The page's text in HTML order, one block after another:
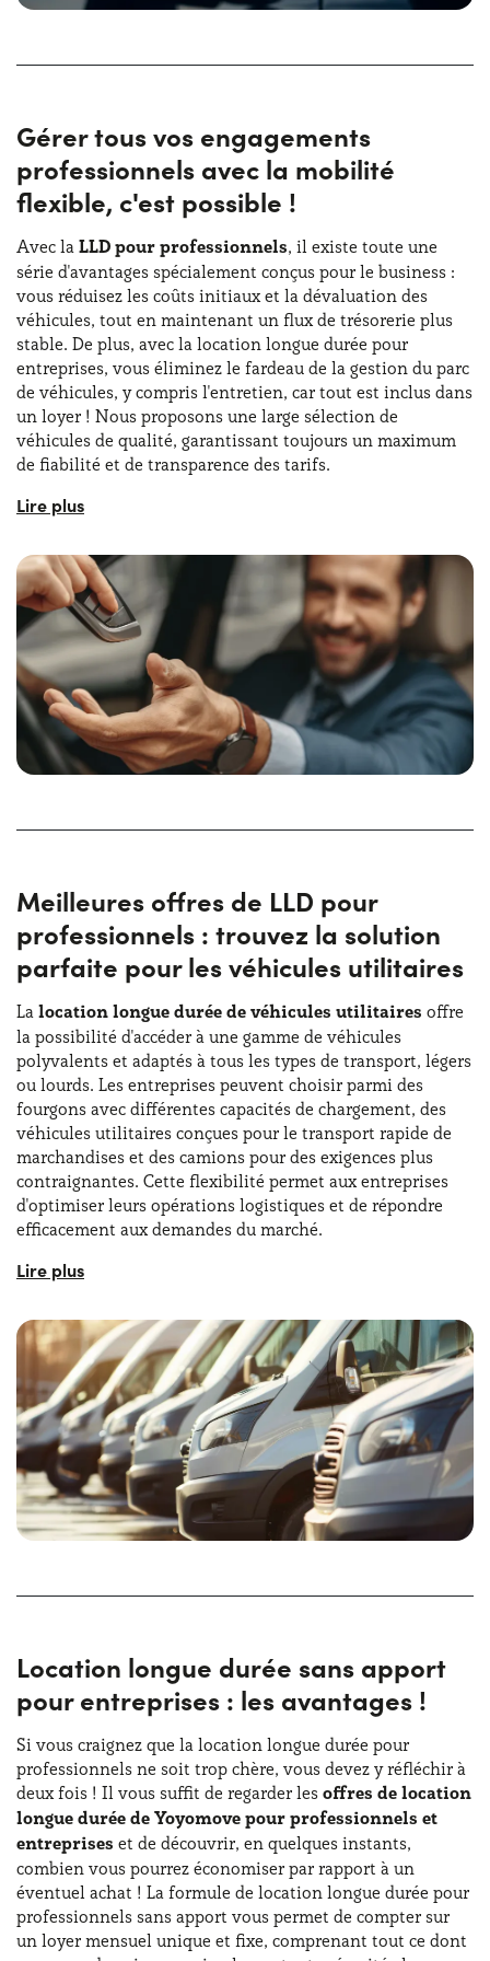
longue durée pour professionnels présente des avantages
et la possibilité de planifier les coûts sans immobiliser de
ChoisissezYoyomove pour une location longue durée
abordable, flexible et adaptée aux besoins de votre
entreprise ou de votre activité professionnelle. Contactez-
nous dès aujourd'hui pour découvrir nos offres sur mesure
pour vous !
Gérer tous vos engagements
professionnels avec la mobilité
flexible, c'est possible !
Avec la LLD pour professionnels, il existe toute une
série d'avantages spécialement conçus pour le business :
vous réduisez les coûts initiaux et la dévaluation des
véhicules, tout en maintenant un flux de trésorerie plus
stable. De plus, avec la location longue durée pour
entreprises, vous éliminez le fardeau de la gestion du parc
de véhicules, y compris l'entretien, car tout est inclus dans
un loyer ! Nous proposons une large sélection de
véhicules de qualité, garantissant toujours un maximum
de fiabilité et de transparence des tarifs.
Sur notre site, vous trouverez de nombreuses
un large choix. Vous y trouverez des modèles en
promotion, des forfaits de services personnalisés et une
assistance dédiée.
Gagnez du temps et de l'argent avec nos tarifs compétitifs
et commencez à profiter des avantages supplémentaires
offerts par Yoyomove.
Grâce à un large choix de véhicules, Yoyomove propose
votre parc automobile aux besoins changeants de votre
Meilleures offres de LLD pour
professionnels : trouvez la solution
parfaite pour les véhicules utilitaires
La location longue durée de véhicules utilitaires offre
la possibilité d'accéder à une gamme de véhicules
polyvalents et adaptés à tous les types de transport, légers
ou lourds. Les entreprises peuvent choisir parmi des
fourgons avec différentes capacités de chargement, des
véhicules utilitaires conçues pour le transport rapide de
marchandises et des camions pour des exigences plus
contraignantes. Cette flexibilité permet aux entreprises
d'optimiser leurs opérations logistiques et de répondre
efficacement aux demandes du marché.
Avec les offres de LLD Yoyomove pour professionnels,
efficaces et en parfait état. Avec lalocation longue durée
pour professionnels et sans apport , par exemple, vous
pouvez répondre à tous les besoins de votre activité sans
avoir à débourser immédiatement des sommes
importantes. Vous pouvez également recourir à la location
longue durée de camions et de camionnettes pour vous
libérer des frais liés à la propriété et choisir un loyer
mensuel fixe pour votre entreprise ! Les offres de location
longue durée de véhicules utilitaires et de camions vous
permettent d'économiser tout en évitant toutes les
véhicules. Qu'il s'agisse de véhicules utilitaires ou de
En outre, si vous optez pour la location longue durée de
véhicules utilitaires sans apport, vous disposerez de
toutes lesgaranties nécessairesen vous concentrant
uniquement sur la conduite au volant d'un véhicule
immédiatement disponible pour le travail. Avec les offres
de location longue durée pour entreprises et
professionnels, vous ne serez pas liés à votre achat et
pourrez planifier vos activités professionnelles et
commerciales en toute sérénité ! Il ne vous reste plus qu'à
comparer nos tarifs de location de véhicules utilitaires
pour entreprises et à choisir le fourgon, le camion ou le
Location longue durée sans apport
pour entreprises : les avantages !
Si vous craignez que la location longue durée pour
professionnels ne soit trop chère, vous devez y réfléchir à
deux fois ! Il vous suffit de regarder les offres de location
longue durée de Yoyomove pour professionnels et
entreprises et de découvrir, en quelques instants,
combien vous pourrez économiser par rapport à un
éventuel achat ! La formule de location longue durée pour
professionnels sans apport vous permet de compter sur
un loyer mensuel unique et fixe, comprenant tout ce dont